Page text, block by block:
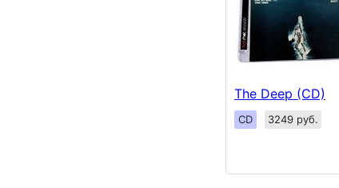
The Deep (CD)
CD 3249 руб.